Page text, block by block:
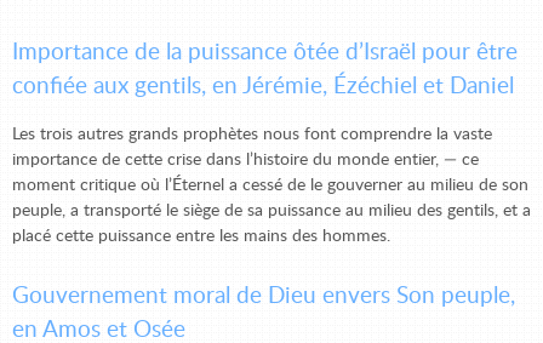
Importance de la puissance ôtée d’Israël pour être
confiée aux gentils, en Jérémie, Ézéchiel et Daniel
Les trois autres grands prophètes nous font comprendre la vaste
importance de cette crise dans l’histoire du monde entier, — ce
moment critique où l’Éternel a cessé de le gouverner au milieu de son
peuple, a transporté le siège de sa puissance au milieu des gentils, et a
placé cette puissance entre les mains des hommes.
Gouvernement moral de Dieu envers Son peuple,
en Amos et Osée